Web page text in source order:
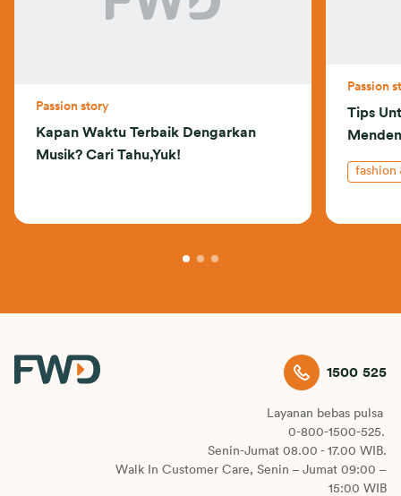
Passion story
Kapan Waktu Terbaik Dengarkan
Musik? Cari Tahu,Yuk!
Passion
Tips
fashion
1500 525
Layanan bebas pulsa
0-800-1500-525.
Senin-Jumat 08.00 - 17.00 WIB.
Walk In Customer Care, Senin – Jumat 09:00 –
15:00 WIB